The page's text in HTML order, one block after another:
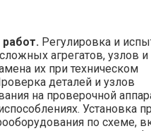
работ. Регулировка и
агрегатов, узлов
их при техническом
деталей и узлов
на проверочной
Установка
по схеме,